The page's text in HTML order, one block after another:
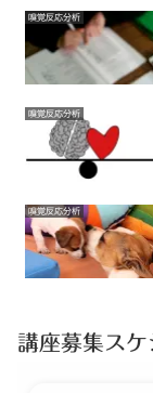
嗅覚反応分析
嗅覚反応分析
嗅覚反応分析
講座募集スケ